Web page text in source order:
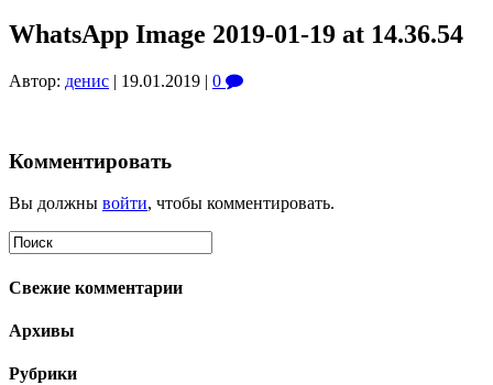
WhatsApp Image 2019-01-19 at 14.36.54
Автор: денис | 19.01.2019 | 0
Комментировать
Вы должны войти, чтобы комментировать.
Свежие комментарии
Архивы
Рубрики